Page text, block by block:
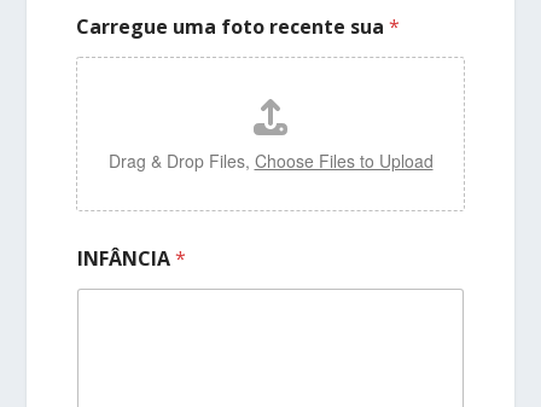
Carregue uma foto recente sua*
Drag & Drop Files, Choose Files to Upload
INFÂNCIA*